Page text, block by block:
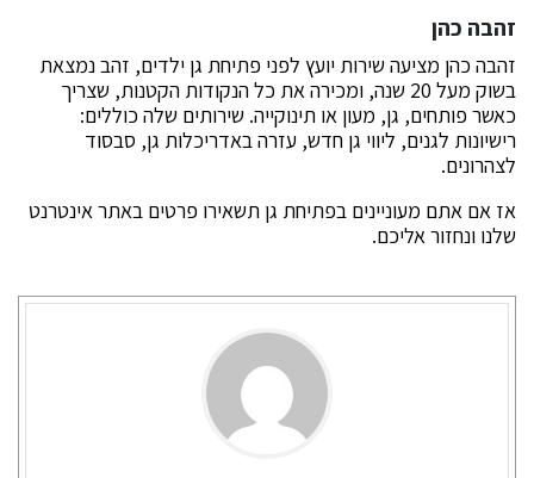
זהבה כהן
זהבה כהן מציעה שירות יועץ לפני פתיחת גן ילדים, זהב נמצאת
בשוק מעל 20 שנה, ומכירה את כל הנקודות הקטנות, שצריך
כאשר פותחים, גן, מעון או תינוקייה. שירותים שלה כוללים:
רישיונות לגנים, ליווי גן חדש, עזרה באדריכלות גן, סבסוד
לצהרונים.
אז אם אתם מעוניינים בפתיחת גן תשאירו פרטים באתר אינטרנט
שלנו ונחזור אליכם.